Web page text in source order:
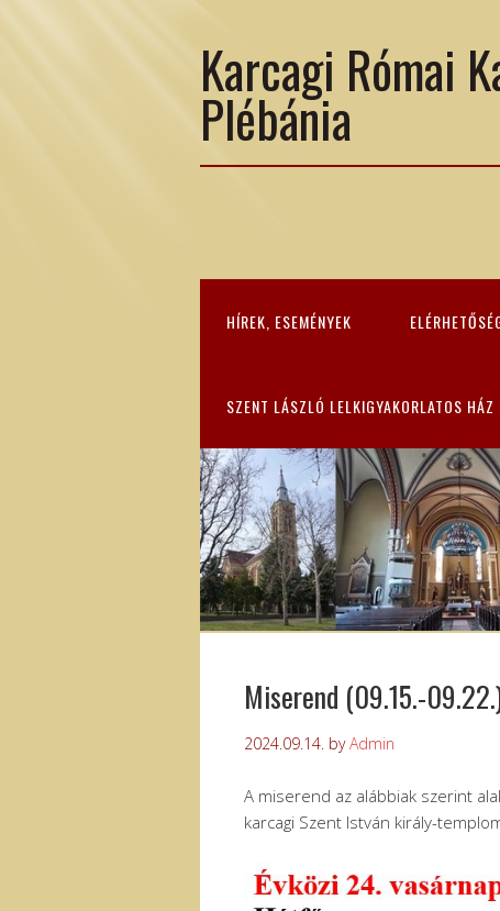
Karcagi Római
Plébánia
HÍREK, ESEMÉNYEK
SZENT LÁSZLÓ LELKIGYAKORLATOS HÁZ
Miserend (09.15.-
2024.09.14. byAdmin
A miserend az alábbiak szerint
karcagi Szent István király-